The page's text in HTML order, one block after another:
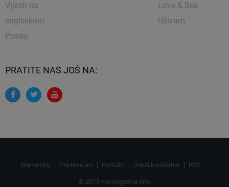
Vijesti na
engleskom
Posao
Love & Sex
Uživam
PRATITE NAS JOŠ NA:
Marketing Impressum Kontakt Uvjeti korištenja RSS
© 2019 Hercegovina.info